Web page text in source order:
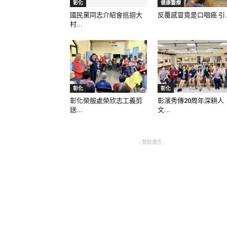
彰化
國民黨同志介紹會巡迴大
村...
健康醫療
反覆感冒竟是口咽癌 引
彰化
彰化榮服處榮欣志工義剪
送...
彰化
彰濱秀傳20周年深耕人
文...
- 贊助廣告 -